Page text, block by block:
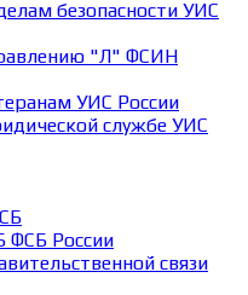
безопасности УИС
"Л" ФСИН
УИС России
службе УИС
ФСБ России
связи